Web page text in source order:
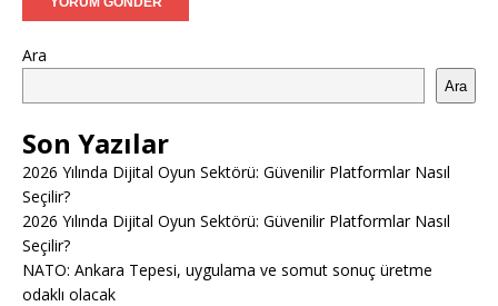
Ara
Ara
Son Yazılar
2026 Yılında Dijital Oyun Sektörü: Güvenilir Platformlar Nasıl
Seçilir?
2026 Yılında Dijital Oyun Sektörü: Güvenilir Platformlar Nasıl
Seçilir?
NATO: Ankara Tepesi, uygulama ve somut sonuç üretme
odaklı olacak